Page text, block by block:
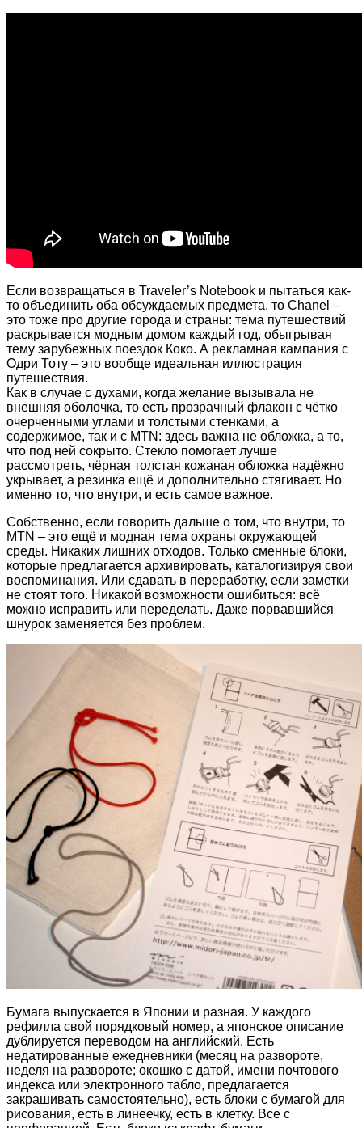
Если возвращаться в Traveler’s Notebook и пытаться как-
то объединить оба обсуждаемых предмета, то Chanel –
это тоже про другие города и страны: тема путешествий
раскрывается модным домом каждый год, обыгрывая
тему зарубежных поездок Коко. А рекламная кампания с
Одри Тоту – это вообще идеальная иллюстрация
путешествия.
Как в случае с духами, когда желание вызывала не
внешняя оболочка, то есть прозрачный флакон с чётко
очерченными углами и толстыми стенками, а
содержимое, так и с MTN: здесь важна не обложка, а то,
что под ней сокрыто. Стекло помогает лучше
рассмотреть, чёрная толстая кожаная обложка надёжно
укрывает, а резинка ещё и дополнительно стягивает. Но
именно то, что внутри, и есть самое важное.
Собственно, если говорить дальше о том, что внутри, то
MTN – это ещё и модная тема охраны окружающей
среды. Никаких лишних отходов. Только сменные блоки,
которые предлагается архивировать, каталогизируя свои
воспоминания. Или сдавать в переработку, если заметки
не стоят того. Никакой возможности ошибиться: всё
можно исправить или переделать. Даже порвавшийся
шнурок заменяется без проблем.
Бумага выпускается в Японии и разная. У каждого
рефилла свой порядковый номер, а японское описание
дублируется переводом на английский. Есть
недатированные ежедневники (месяц на развороте,
неделя на развороте; окошко с датой, имени почтового
индекса или электронного табло, предлагается
закрашивать самостоятельно), есть блоки с бумагой для
рисования, есть в линеечку, есть в клетку. Все с